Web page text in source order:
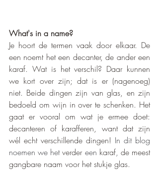
What's in a name?
Je hoort de termen vaak door elkaar. De
een noemt het een decanter, de ander een
karaf. Wat is het verschil? Daar kunnen
we kort over zijn; dat is er (nagenoeg)
niet. Beide dingen zijn van glas, en zijn
bedoeld om wijn in over te schenken. Het
gaat er vooral om wat je ermee doet:
decanteren of karafferen, want dat zijn
wél echt verschillende dingen! In dit blog
noemen we het verder een karaf, de meest
gangbare naam voor het stukje glas.